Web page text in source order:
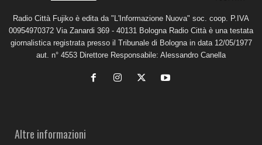
Radio Città Fujiko è edita da "L'Informazione Nuova" soc. coop. P.IVA
00954970372 Via Zanardi 369 - 40131 Bologna Radio Città è una testata
giornalistica registrata presso il Tribunale di Bologna in data 12/05/1977
aut. n° 4553 Direttore Responsabile: Alessandro Canella
Altre informazioni